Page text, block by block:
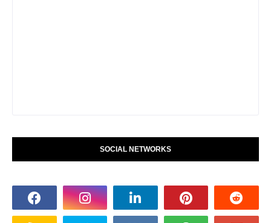
SOCIAL NETWORKS